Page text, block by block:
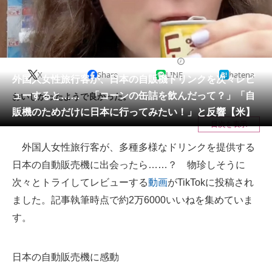
グルメ
住まい 教育・育児
動物 リサーチ
会員記事
メディア
注目記事を集めた総合ページ
ITの今と未来を見通す
スマホと通信の最新トレンド
進化するPCとデバイスの未来
ビジネスと働き方のヒント
外国人女性旅行客が、日本の自販機ドリンクを次々レビ
ューすると…… 「コーンの缶詰を飲んだって？」「自
販機のためだけに日本に行ってみたい！」と反響【米】
X Share LINE hatena
おいしかったようで良かった。
目次を表示
外国人女性旅行客が、多種多様なドリンクを提供する
日本の自動販売機に出会ったら……？ 物珍しそうに
次々とトライしてレビューする動画がTikTokに投稿され
ました。記事執筆時点で約2万6000いいねを集めていま
す。
日本の自動販売機に感動